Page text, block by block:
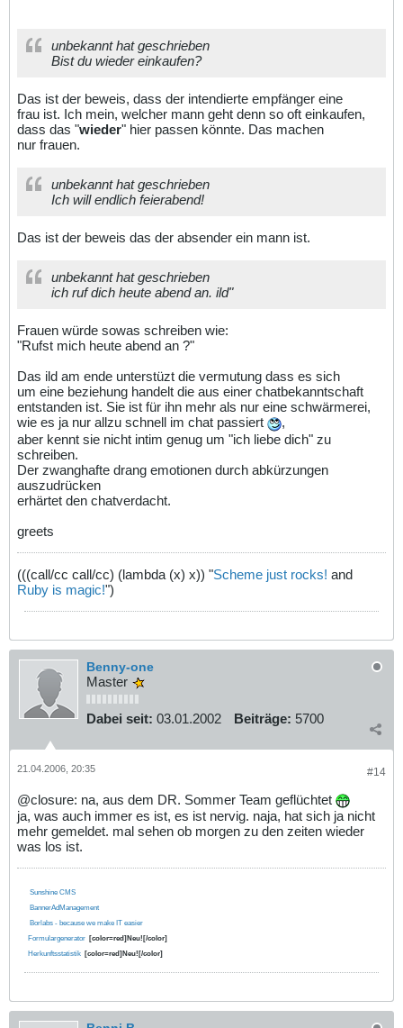
unbekannt hat geschrieben
Bist du wieder einkaufen?
Das ist der beweis, dass der intendierte empfänger eine
frau ist. Ich mein, welcher mann geht denn so oft einkaufen,
dass das "wieder" hier passen könnte. Das machen
nur frauen.
unbekannt hat geschrieben
Ich will endlich feierabend!
Das ist der beweis das der absender ein mann ist.
unbekannt hat geschrieben
ich ruf dich heute abend an. ild"
Frauen würde sowas schreiben wie:
"Rufst mich heute abend an ?"
Das ild am ende unterstüzt die vermutung dass es sich
um eine beziehung handelt die aus einer chatbekanntschaft
entstanden ist. Sie ist für ihn mehr als nur eine schwärmerei,
wie es ja nur allzu schnell im chat passiert
,
aber kennt sie nicht intim genug um "ich liebe dich" zu
schreiben.
Der zwanghafte drang emotionen durch abkürzungen
auszudrücken
erhärtet den chatverdacht.
greets
(((call/cc call/cc) (lambda (x) x)) "Scheme just rocks! and
Ruby is magic!")
Benny-one
Master
Dabei seit: 03.01.2002 Beiträge: 5700
#14
21.04.2006, 20:35
@closure: na, aus dem DR. Sommer Team geflüchtet
ja, was auch immer es ist, es ist nervig. naja, hat sich ja nicht
mehr gemeldet. mal sehen ob morgen zu den zeiten wieder
was los ist.
Sunshine CMS
BannerAdManagement
Borlabs - because we make IT easier
Formulargenerator [color=red]Neu![/color]
Herkunftsstatistik [color=red]Neu![/color]